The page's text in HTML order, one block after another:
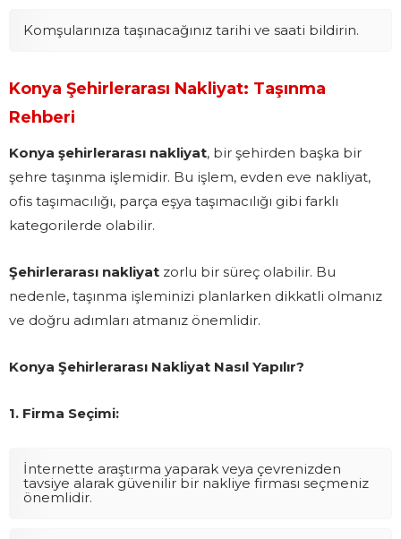
Komşularınıza taşınacağınız tarihi ve saati bildirin.
Konya Şehirlerarası Nakliyat: Taşınma
Rehberi
Konya şehirlerarası nakliyat, bir şehirden başka bir
şehre taşınma işlemidir. Bu işlem, evden eve nakliyat,
ofis taşımacılığı, parça eşya taşımacılığı gibi farklı
kategorilerde olabilir.
Şehirlerarası nakliyat zorlu bir süreç olabilir. Bu
nedenle, taşınma işleminizi planlarken dikkatli olmanız
ve doğru adımları atmanız önemlidir.
Konya Şehirlerarası Nakliyat Nasıl Yapılır?
1. Firma Seçimi:
İnternette araştırma yaparak veya çevrenizden
tavsiye alarak güvenilir bir nakliye firması seçmeniz
önemlidir.